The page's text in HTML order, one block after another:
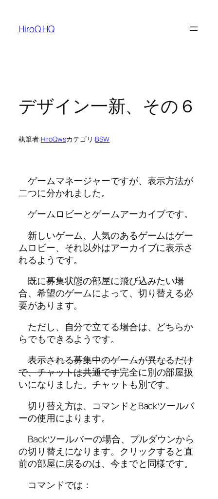
HiroQ HQ
デザイン一新、その６
執筆者:HiroQwsカテゴリ:BSW
ゲームマネージャーですが、表示方法が
二つに分かれました。
ゲームロビーとゲームアーカイブです。
新しいゲーム、人気のあるゲームはゲー
ムロビー、それ以外はアーカイブに表示さ
れるようです。
既に募集状態の部屋に飛び込みたい場
合、希望のゲームによって、切り替える必
要があります。
ただし、自分で立てる場合は、どちらか
らでもできるようです。
表示される募集中のゲームが異なるだけ
で、チャットは共通です完全に別の部屋扱
いになりました。チャットも別です。
切り替え方は、コマンドとBackツールバ
ーの使用によります。
Backツールバーの場合、プルダウンから
の切り替えになります。クリックすると直
前の部屋に戻るのは、今までと同様です。
コマンドでは：